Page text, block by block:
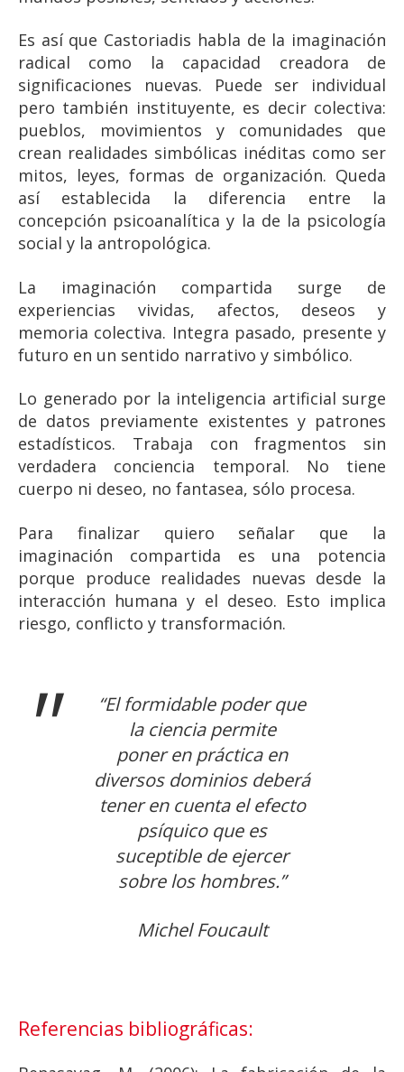
Es así que Castoriadis habla de la imaginación
radical como la capacidad creadora de
significaciones nuevas. Puede ser individual
pero también instituyente, es decir colectiva:
pueblos, movimientos y comunidades que
crean realidades simbólicas inéditas como ser
mitos, leyes, formas de organización. Queda
así establecida la diferencia entre la
concepción psicoanalítica y la de la psicología
social y la antropológica.
La imaginación compartida surge de
experiencias vividas, afectos, deseos y
memoria colectiva. Integra pasado, presente y
futuro en un sentido narrativo y simbólico.
Lo generado por la inteligencia artificial surge
de datos previamente existentes y patrones
estadísticos. Trabaja con fragmentos sin
verdadera conciencia temporal. No tiene
cuerpo ni deseo, no fantasea, sólo procesa.
Para finalizar quiero señalar que la
imaginación compartida es una potencia
porque produce realidades nuevas desde la
interacción humana y el deseo. Esto implica
riesgo, conflicto y transformación.
“El formidable poder que
la ciencia permite
poner en práctica en
diversos dominios deberá
tener en cuenta el efecto
psíquico que es
suceptible de ejercer
sobre los hombres.”
Michel Foucault
Referencias bibliográficas: